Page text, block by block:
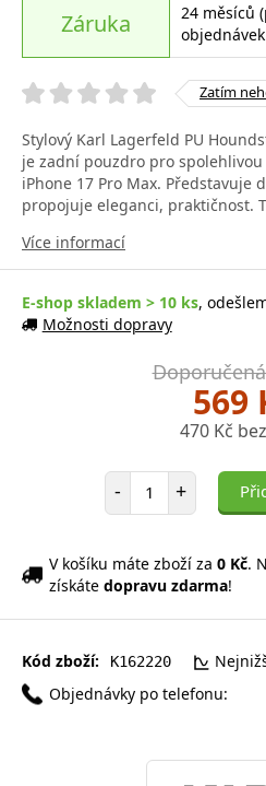
Záruka
24 měsíců
Zatím
Stylový Karl Lagerfeld PU
je zadní pouzdro pro
iPhone 17 Pro Max. Představuje
propojuje eleganci, praktičnost.
Více informací
E-shop skladem > 10 ks,
Možnosti dopravy
569
470 Kč
- Počet položek
+
V košíku máte zboží za 0 Kč.
získáte dopravu zdarma!
Kód zboží: K162220
Objednávky po telefonu: